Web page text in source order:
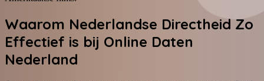
Waarom Nederlandse Directheid Zo
Effectief is bij Online Daten
Nederland